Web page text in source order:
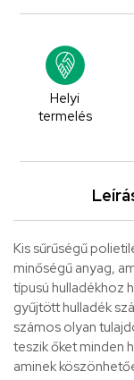
Helyi
termelés
Kis sűrűségű
minőségű anyag,
típusú hulladékhoz
gyűjtött hulladék
számos olyan
teszik őket minden
aminek